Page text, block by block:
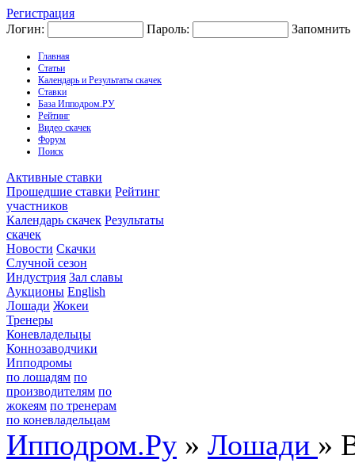
Регистрация
Логин:
Пароль: Запомнить
Главная
Статьи
Календарь и Результаты скачек
Ставки
База Ипподром.РУ
Рейтинг
Видео скачек
Форум
Поиск
Активные ставки
Прошедшие ставки Рейтинг
участников
Календарь скачек Результаты
скачек
Новости Скачки
Случной сезон
Индустрия Зал славы
Аукционы English
Лошади Жокеи
Тренеры
Коневладельцы
Коннозаводчики
Ипподромы
по лошадям по
производителям по
жокеям по тренерам
по коневладельцам
Ипподром.Ру » Лошади »